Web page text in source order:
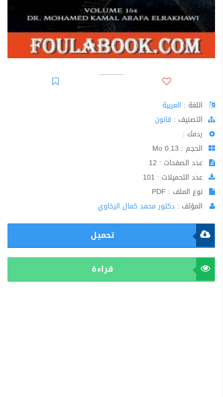
اللغة : العربية
اﻟﺘﺼﻨﻴﻒ : قانون
ردمك :
الحجم : 0.13 Mo
عدد الصفحات : 12
عدد التحميلات : 101
نوع الملف : PDF
المؤلف : دكتور محمد كمال الرخاوي
تحميل
قراءة